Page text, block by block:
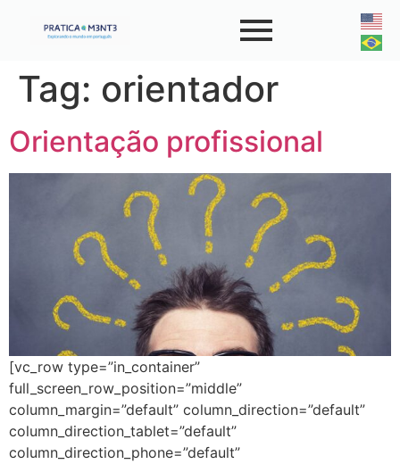
Tag: orientador
Orientação profissional
[vc_row type=”in_container”
full_screen_row_position=”middle”
column_margin=”default” column_direction=”default”
column_direction_tablet=”default”
column_direction_phone=”default”